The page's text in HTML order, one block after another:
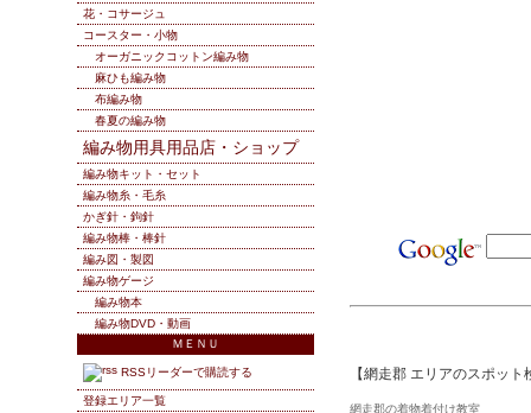
【網走郡 エリアのスポット
網走郡の着物着付け教室
花・コサージュ
コースター・小物
オーガニックコットン編み物
麻ひも編み物
布編み物
春夏の編み物
編み物用具用品店・ショップ
編み物キット・セット
編み物糸・毛糸
かぎ針・鉤針
編み物棒・棒針
編み図・製図
編み物ゲージ
編み物本
編み物DVD・動画
ＭＥＮＵ
RSSリーダーで購読する
登録エリア一覧